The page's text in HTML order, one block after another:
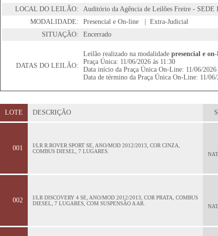
LOCAL DO LEILÃO:
Auditório da Agência de Leilões Freire -
MODALIDADE:
Presencial e On-line | Extra-Judicial
SITUAÇÃO:
Encerrado
DATAS DO LEILÃO:
Leilão realizado na modalidade presencial e
Praça Única: 11/06/2026 às 11:30
Data início da Praça Única On-Line: 11/06/2026
Data de término da Praça Única On-Line: 11/06/
LOTE DESCRIÇÃO
001
I/LR R.ROVER SPORT SE, ANO/MOD 2012/2013, COR CINZA,
COMBUS DIESEL, 7 LUGARES.
002
I/LR DISCOVERY 4 SE, ANO/MOD 2012/2013, COR PRATA, COMBUS
DIESEL, 7 LUGARES, COM SUSPENSÃO A AR.